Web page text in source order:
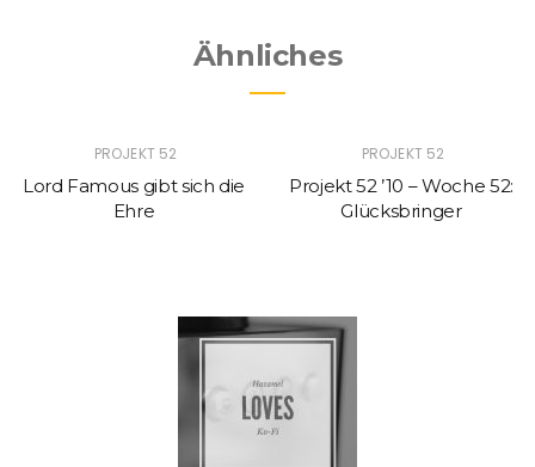
Ähnliches
PROJEKT 52
Lord Famous gibt sich die
Ehre
PROJEKT 52
Projekt 52 ’10 – Woche 52:
Glücksbringer